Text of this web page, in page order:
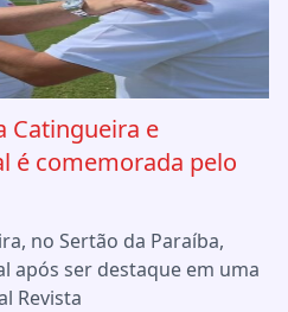
Catingueira e
é comemorada pelo
no Sertão da Paraíba,
após ser destaque em uma
Revista